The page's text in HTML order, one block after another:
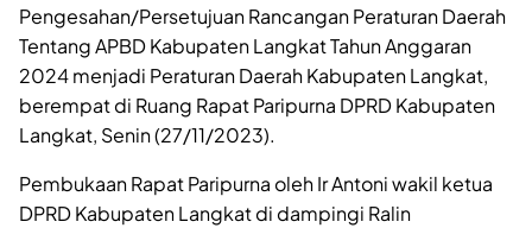
Pengesahan/Persetujuan Rancangan Peraturan Daerah
Tentang APBD Kabupaten Langkat Tahun Anggaran
2024 menjadi Peraturan Daerah Kabupaten Langkat,
berempat di Ruang Rapat Paripurna DPRD Kabupaten
Langkat, Senin (27/11/2023).
Pembukaan Rapat Paripurna oleh Ir Antoni wakil ketua
DPRD Kabupaten Langkat di dampingi Ralin